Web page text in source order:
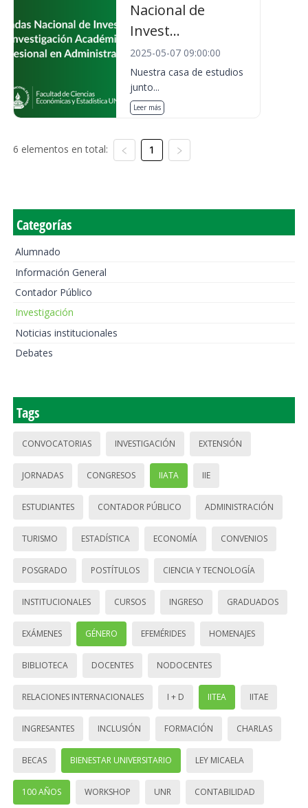
Nacional de
Invest...
2025-05-07 09:00:00
Nuestra casa de estudios
junto...
Leer más
6 elementos en total: 1
Categorías
Alumnado
Información General
Contador Público
Investigación
Noticias institucionales
Debates
Tags
CONVOCATORIAS INVESTIGACIÓN EXTENSIÓN
JORNADAS CONGRESOS IIATA IIE
ESTUDIANTES CONTADOR PÚBLICO ADMINISTRACIÓN
TURISMO ESTADÍSTICA ECONOMÍA CONVENIOS
POSGRADO POSTÍTULOS CIENCIA Y TECNOLOGÍA
INSTITUCIONALES CURSOS INGRESO GRADUADOS
EXÁMENES GÉNERO EFEMÉRIDES HOMENAJES
BIBLIOTECA DOCENTES NODOCENTES
RELACIONES INTERNACIONALES I + D IITEA IITAE
INGRESANTES INCLUSIÓN FORMACIÓN CHARLAS
BECAS BIENESTAR UNIVERSITARIO LEY MICAELA
100 AÑOS WORKSHOP UNR CONTABILIDAD